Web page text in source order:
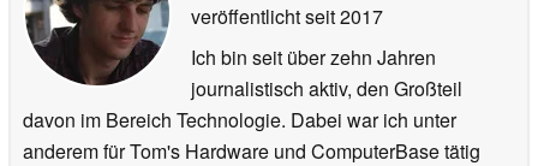
veröffentlichtseit 2017
Ich bin seit über zehn Jahren
journalistisch aktiv, den Großteil
davon im Bereich Technologie. Dabei war ich unter
anderem für Tom's Hardware und ComputerBase tätig